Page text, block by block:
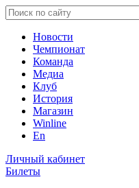
Новости
Чемпионат
Команда
Медиа
Клуб
История
Магазин
Winline
En
Личный кабинет
Билеты